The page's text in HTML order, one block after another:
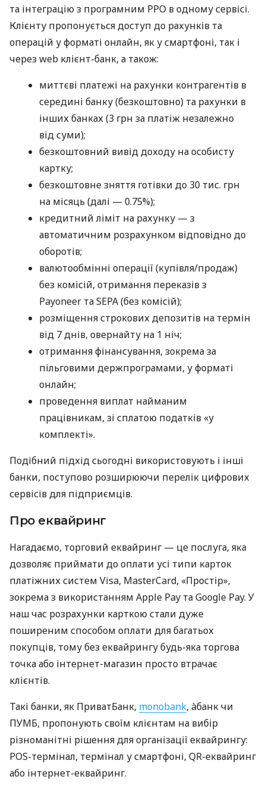
та інтеграцію з програмним РРО в одному сервісі.
Клієнту пропонується доступ до рахунків та
операцій у форматі онлайн, як у смартфоні, так і
через web клієнт-банк, а також:
миттєві платежі на рахунки контрагентів в
середині банку (безкоштовно) та рахунки в
інших банках (3 грн за платіж незалежно
від суми);
безкоштовний вивід доходу на особисту
картку;
безкоштовне зняття готівки до 30 тис. грн
на місяць (далі — 0.75%);
кредитний ліміт на рахунку — з
автоматичним розрахунком відповідно до
оборотів;
валютообмінні операції (купівля/продаж)
без комісій, отримання переказів з
Payoneer та SEPA (без комісій);
розміщення строкових депозитів на термін
від 7 днів, овернайту на 1 ніч;
отримання фінансування, зокрема за
пільговими держпрограмами, у форматі
онлайн;
проведення виплат найманим
працівникам, зі сплатою податків «у
комплекті».
Подібний підхід сьогодні використовують і інші
банки, поступово розширюючи перелік цифрових
сервісів для підприємців.
Про еквайринг
Нагадаємо, торговий еквайринг — це послуга, яка
дозволяє приймати до оплати усі типи карток
платіжних систем Visa, MasterCard, «Простір»,
зокрема з використанням Apple Pay та Google Pay. У
наш час розрахунки карткою стали дуже
поширеним способом оплати для багатьох
покупців, тому без еквайрингу будь-яка торгова
точка або інтернет-магазин просто втрачає
клієнтів.
Такі банки, як ПриватБанк, monobank, àбанк чи
ПУМБ, пропонують своїм клієнтам на вибір
різноманітні рішення для організації еквайрингу:
POS-термінал, термінал у смартфоні, QR-еквайринг
або інтернет-еквайринг.